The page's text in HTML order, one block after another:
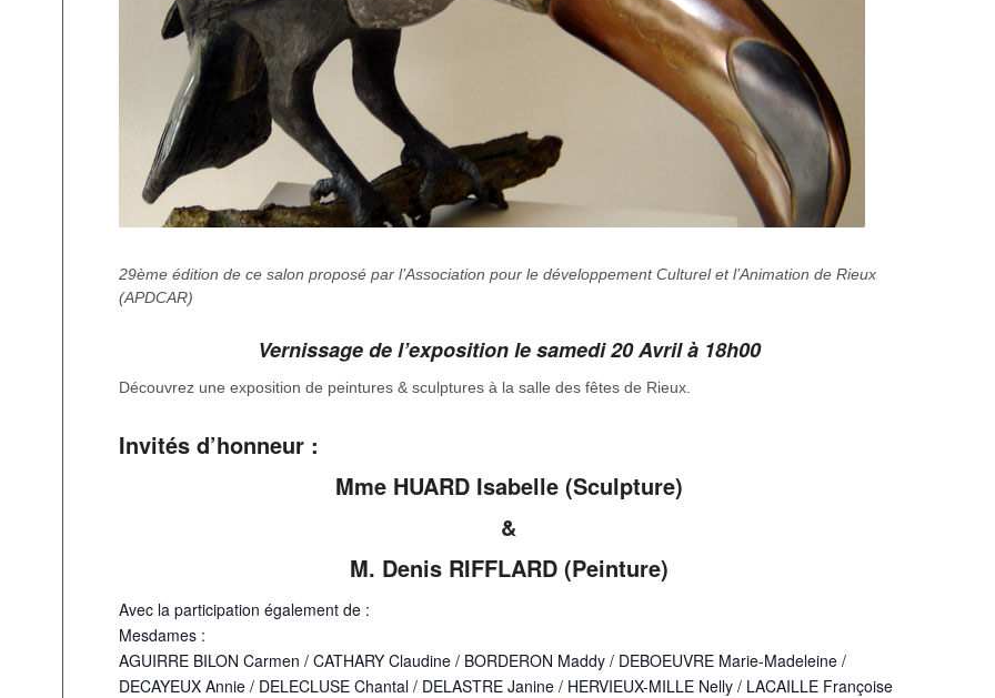
29ème édition de ce salon proposé par l’Association pour le développement Culturel et l’Animation de Rieux
(APDCAR)
Vernissage de l’exposition le samedi 20 Avril à 18h00
Découvrez une exposition de peintures & sculptures à la salle des fêtes de Rieux.
Invités d’honneur :
Mme HUARD Isabelle (Sculpture)
&
M. Denis RIFFLARD (Peinture)
Avec la participation également de :
Mesdames :
AGUIRRE BILON Carmen / CATHARY Claudine / BORDERON Maddy / DEBOEUVRE Marie-Madeleine /
DECAYEUX Annie / DELECLUSE Chantal / DELASTRE Janine / HERVIEUX-MILLE Nelly / LACAILLE Françoise